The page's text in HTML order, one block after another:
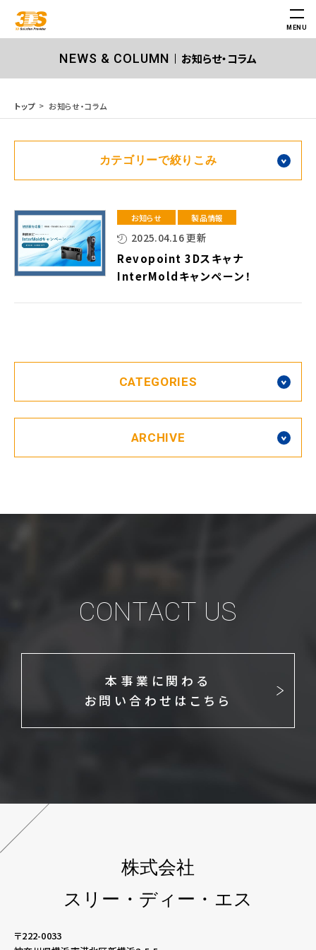
MENU
NEWS & COLUMN お知らせ・コラム
トップ お知らせ・コラム
カテゴリーで絞りこみ
お知らせ 製品情報
2025.04.16 更新
Revopoint 3Dスキャナ
InterMoldキャンペーン！
CATEGORIES
ARCHIVE
CONTACT US
本事業に関わる
お問い合わせはこちら
株式会社
スリー・ディー・エス
〒222-0033